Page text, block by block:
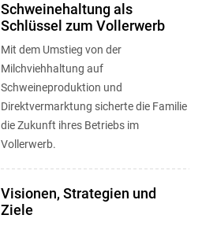
Schweinehaltung als
Schlüssel zum Vollerwerb
Mit dem Umstieg von der
Milchviehhaltung auf
Schweineproduktion und
Direktvermarktung sicherte die Familie
die Zukunft ihres Betriebs im
Vollerwerb.
Visionen, Strategien und
Ziele